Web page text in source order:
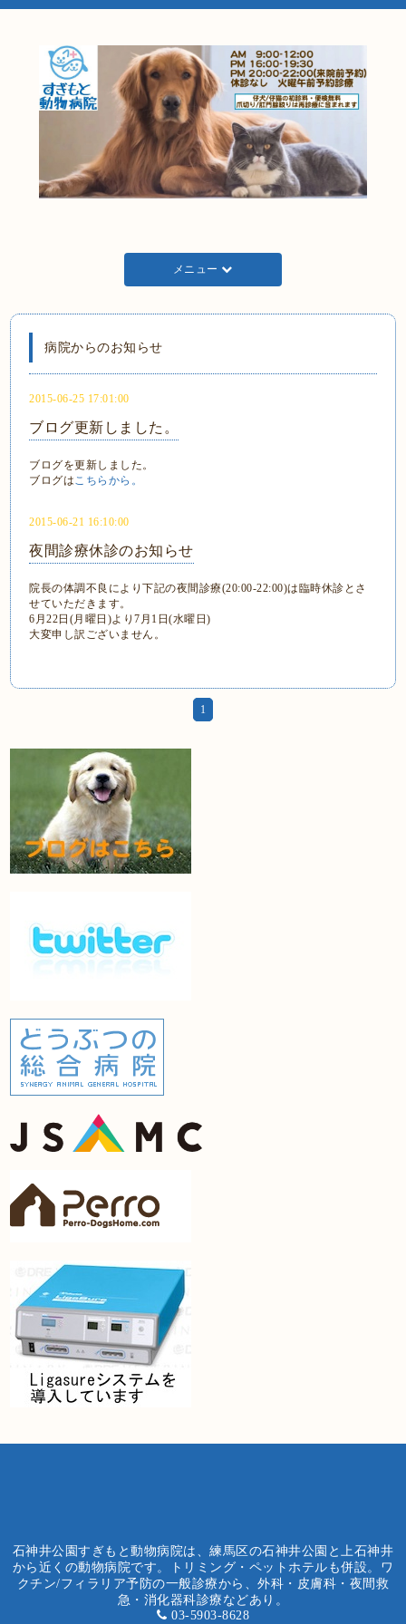
メニュー
病院からのお知らせ
2015-06-25 17:01:00
ブログ更新しました。
ブログを更新しました。
ブログは こちらから。
2015-06-21 16:10:00
夜間診療休診のお知らせ
院長の体調不良により下記の夜間診療(20:00-22:00)は臨時休診とさ
せていただきます。
6月22日(月曜日)より7月1日(水曜日)
大変申し訳ございません。
1
石神井公園すぎもと動物病院は、練馬区の石神井公園と上石神井
から近くの動物病院です。トリミング・ペットホテルも併設。ワ
クチン/フィラリア予防の一般診療から、外科・皮膚科・夜間救
急・消化器科診療などあり。
03-5903-8628